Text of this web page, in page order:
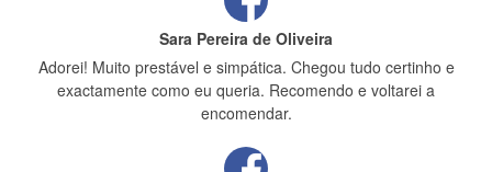
Sara Pereira de Oliveira
Adorei! Muito prestável e simpática. Chegou tudo certinho e
exactamente como eu queria. Recomendo e voltarei a
encomendar.